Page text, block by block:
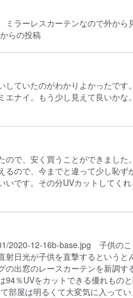
ラーレスカーテンなので外から
らの投稿
ていたのがわかりよかったで
ナイ。もう少し見えて良いか
で、安く買うことができまし
ので、今までと違って少し恥
です。その分UVカットしてく
2020-12-16b-base.jpg 子供の
射日光が子供を直撃するという
出窓のレースカーテンを新調
94％UVをカットできる優れも
部屋は明るくて大変気に入って